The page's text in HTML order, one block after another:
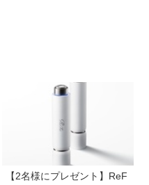
【2名様にプレゼント】ReF